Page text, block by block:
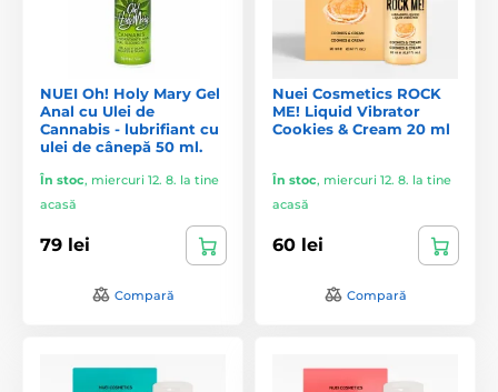
NUEI Oh! Holy Mary Gel
Anal cu Ulei de
Cannabis - lubrifiant cu
ulei de cânepă 50 ml.
În stoc, miercuri 12. 8. la tine
acasă
79 lei
Compară
Nuei Cosmetics ROCK
ME! Liquid Vibrator
Cookies & Cream 20 ml
În stoc, miercuri 12. 8. la tine
acasă
60 lei
Compară